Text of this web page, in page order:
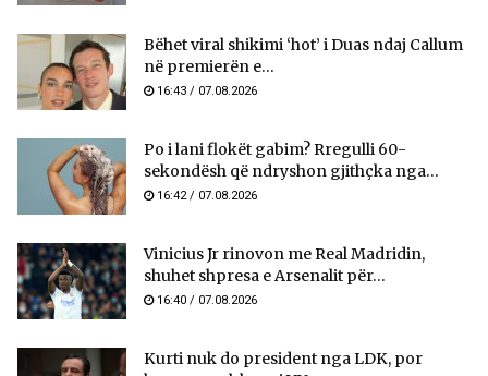
Bëhet viral shikimi ‘hot’ i Duas ndaj Callum
në premierën e...
16:43 / 07.08.2026
Po i lani flokët gabim? Rregulli 60-
sekondësh që ndryshon gjithçka nga...
16:42 / 07.08.2026
Vinicius Jr rinovon me Real Madridin,
shuhet shpresa e Arsenalit për...
16:40 / 07.08.2026
Kurti nuk do president nga LDK, por